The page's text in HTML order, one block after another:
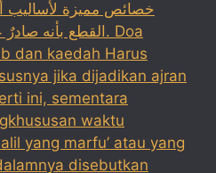
خصائص مميزة لأساليب
dan kaedah Harus
jika dijadikan ajran
ini, sementara
waktu
yang marfu’ atau yang
disebutkan